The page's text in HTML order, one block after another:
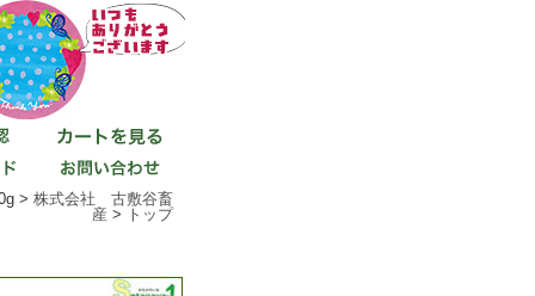
> 株式会社 古敷谷畜
産 > トップ